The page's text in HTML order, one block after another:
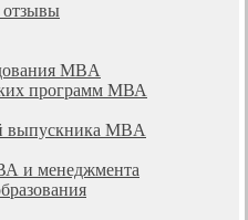
отзывы
MBA
программ МВА
выпускника MBA
и менеджмента